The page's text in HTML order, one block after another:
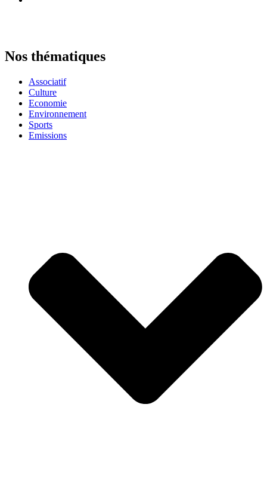
Nos thématiques
Associatif
Culture
Economie
Environnement
Sports
Emissions